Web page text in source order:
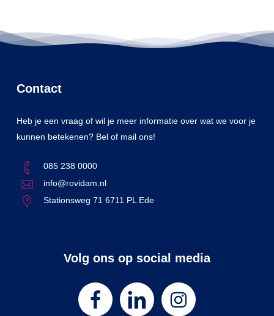
Contact
Heb je een vraag of wil je meer informatie over wat we voor je
kunnen betekenen? Bel of mail ons!
085 238 0000
info@rovidam.nl
Stationsweg 71 6711 PL Ede
Volg ons op social media